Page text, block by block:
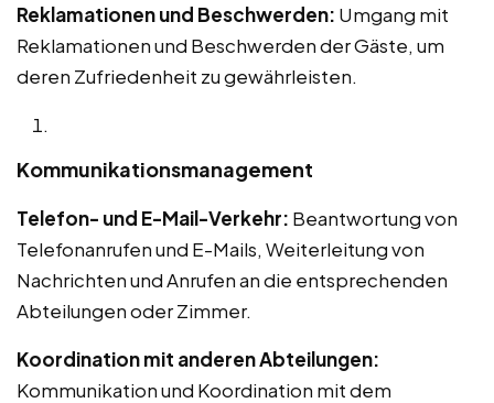
Reklamationen und Beschwerden: Umgang mit
Reklamationen und Beschwerden der Gäste, um
deren Zufriedenheit zu gewährleisten.
Kommunikationsmanagement
Telefon- und E-Mail-Verkehr: Beantwortung von
Telefonanrufen und E-Mails, Weiterleitung von
Nachrichten und Anrufen an die entsprechenden
Abteilungen oder Zimmer.
Koordination mit anderen Abteilungen:
Kommunikation und Koordination mit dem